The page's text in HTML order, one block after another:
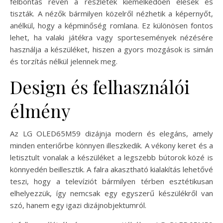
tiszták. A nézők bármilyen közelről nézhetik a képernyőt,
anélkül, hogy a képminőség romlana. Ez különösen fontos
lehet, ha valaki játékra vagy sportesemények nézésére
használja a készüléket, hiszen a gyors mozgások is simán
és torzítás nélkül jelennek meg.
Design és felhasználói
élmény
Az LG OLED65M59 dizájnja modern és elegáns, amely
minden enteriőrbe könnyen illeszkedik. A vékony keret és a
letisztult vonalak a készüléket a legszebb bútorok közé is
könnyedén beillesztik. A falra akasztható kialakítás lehetővé
teszi, hogy a televíziót bármilyen térben esztétikusan
elhelyezzük, így nemcsak egy egyszerű készülékről van
szó, hanem egy igazi dizájnobjektumról.